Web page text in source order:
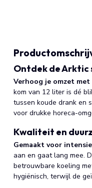
Ontdek de Arktic
Verhoog je omzet
kom van 12 liter is dé
tussen koude drank en
voor drukke horeca-
Kwaliteit en
Gemaakt voor
aan en gaat lang mee.
betrouwbare koeling
hygiënisch, terwijl de